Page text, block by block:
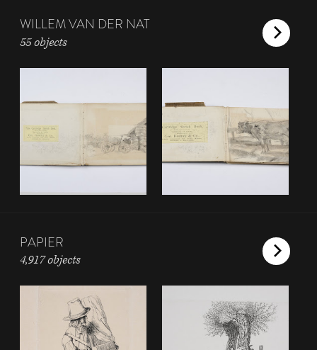
WILLEM VAN DER NAT
55 objects
PAPIER
4,917 objects